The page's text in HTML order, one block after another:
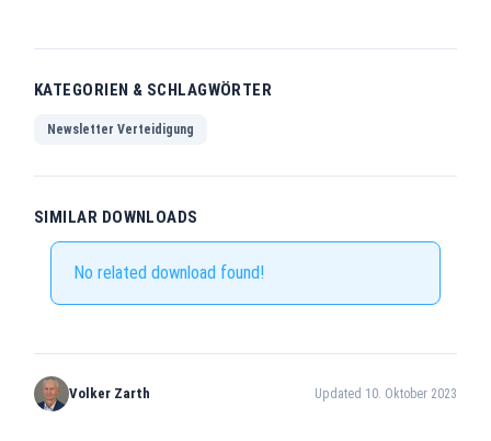
KATEGORIEN & SCHLAGWÖRTER
Newsletter Verteidigung
SIMILAR DOWNLOADS
No related download found!
Volker Zarth Updated 10. Oktober 2023